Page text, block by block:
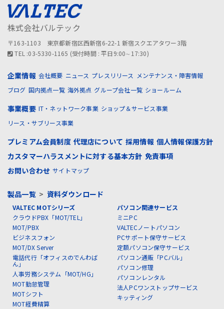
株式会社バルテック
〒163-1103 東京都新宿区西新宿6-22-1 新宿スクエアタワー3階
TEL :03-5330-1165 (受付時間 : 平日9:00∼17:30)
企業情報 会社概要 ニュース プレスリリース メンテナンス・障害情報
ブログ 国内拠点一覧 海外拠点 グループ会社一覧 ショールーム
事業概要 IT・ネットワーク事業 ショップ＆サービス事業
リース・サブリース事業
プレミアム会員制度 代理店について 採用情報 個人情報保護方針
カスタマーハラスメントに対する基本方針 免責事項
お問い合わせ サイトマップ
製品一覧> 資料ダウンロード
VALTEC MOTシリーズ
クラウドPBX「MOT/TEL」
MOT/PBX
ビジネスフォン
MOT/DX Server
電話代行「オフィスのでんわば
ん」
人事労務システム「MOT/HG」
MOT勤怠管理
MOTシフト
MOT経費精算
パソコン関連サービス
ミニPC
VALTECノートパソコン
PCサポート保守サービス
定額パソコン保守サービス
パソコン通販「PCバル」
パソコン修理
パソコンレンタル
法人PCワンストップサービス
キッティング